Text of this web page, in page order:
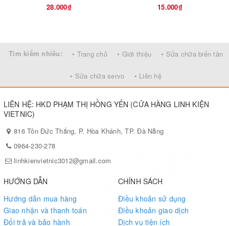
28.000₫ 15.000₫
Tìm kiếm nhiều: • Trang chủ • Giới thiệu • Sửa chữa biến tần
• Sửa chữa servo • Liên hệ
LIÊN HỆ: HKD PHẠM THỊ HỒNG YẾN (CỬA HÀNG LINH KIỆN
VIETNIC)
816 Tôn Đức Thắng, P. Hòa Khánh, TP. Đà Nẵng
0964-230-278
linhkienvietnic3012@gmail.com
HƯỚNG DẪN
Hướng dẫn mua hàng
Giao nhận và thanh toán
Đổi trả và bảo hành
CHÍNH SÁCH
Điều khoản sử dụng
Điều khoản giao dịch
Dịch vụ tiện ích